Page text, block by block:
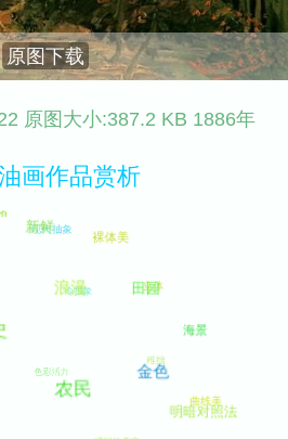
原图下载
原图大小:387.2 KB 1886年
画作品赏析